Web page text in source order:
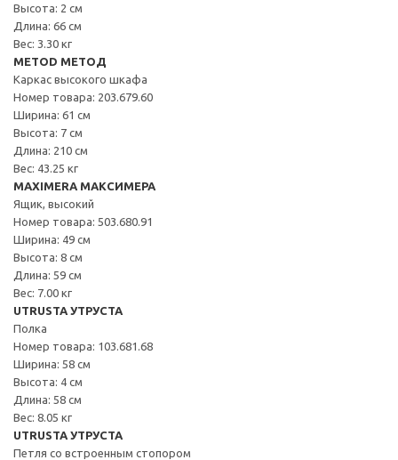
Высота: 2 см
Длина: 66 см
Вес: 3.30 кг
METOD МЕТОД
Каркас высокого шкафа
Номер товара: 203.679.60
Ширина: 61 см
Высота: 7 см
Длина: 210 см
Вес: 43.25 кг
MAXIMERA МАКСИМЕРА
Ящик, высокий
Номер товара: 503.680.91
Ширина: 49 см
Высота: 8 см
Длина: 59 см
Вес: 7.00 кг
UTRUSTA УТРУСТА
Полка
Номер товара: 103.681.68
Ширина: 58 см
Высота: 4 см
Длина: 58 см
Вес: 8.05 кг
UTRUSTA УТРУСТА
Петля со встроенным стопором